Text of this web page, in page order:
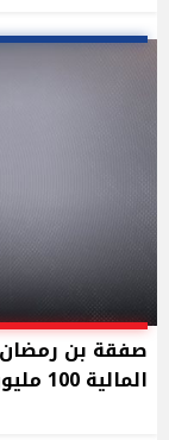
صفقة بن رمضان
المالية 100 مليون جنيه